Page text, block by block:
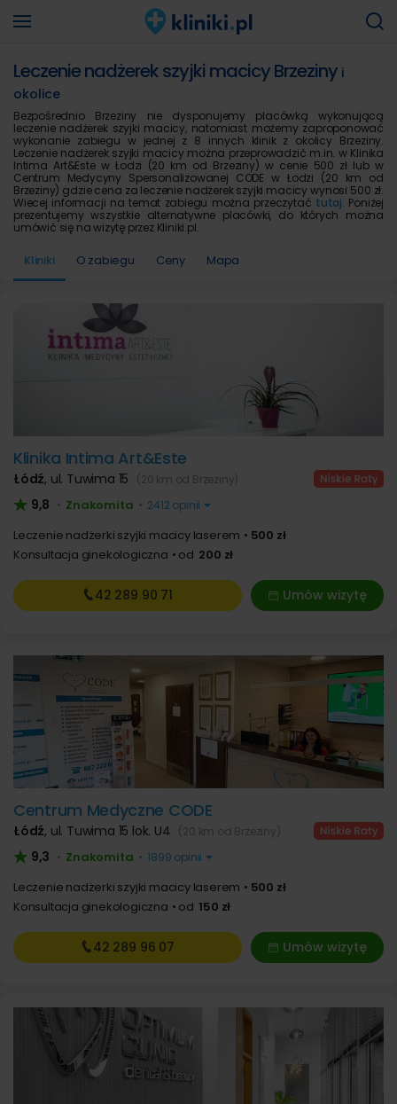
Leczenie nadżerek szyjki macicy Brzeziny i
okolice
Bezpośrednio Brzeziny nie dysponujemy placówką wykonującą
leczenie nadżerek szyjki macicy, natomiast możemy zaproponować
wykonanie zabiegu w jednej z 8 innych klinik z okolicy Brzeziny.
Leczenie nadżerek szyjki macicy można przeprowadzić m.in. w Klinika
Intima Art&Este w Łodzi (20 km od Brzeziny) w cenie 500 zł lub w
Centrum Medycyny Spersonalizowanej CODE w Łodzi (20 km od
Brzeziny) gdzie cena za leczenie nadżerek szyjki macicy wynosi 500 zł.
Wiecej informacji na temat zabiegu można przeczytać tutaj. Poniżej
prezentujemy wszystkie alternatywne placówki, do których można
umówić się na wizytę przez Kliniki.pl.
Kliniki O zabiegu Ceny Mapa
Klinika Intima Art&Este
Łódź, ul. Tuwima 15 (20 km od Brzeziny)
9,8 • Znakomita • 2412 opinii
Leczenie nadżerki szyjki macicy laserem
500 zł
Konsultacja ginekologiczna
od 200 zł
Umów wizytę
42 289 90 71
Centrum Medyczne CODE
Łódź, ul. Tuwima 15 lok. U4 (20 km od Brzeziny)
9,3 • Znakomita • 1899 opinii
Leczenie nadżerki szyjki macicy laserem
500 zł
Konsultacja ginekologiczna
od 150 zł
Umów wizytę
42 289 96 07